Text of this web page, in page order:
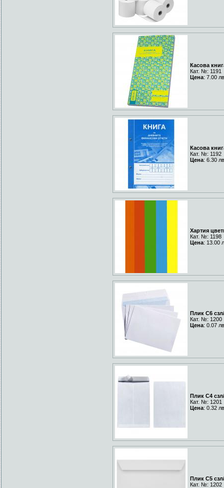
Касова
Кат. №: 1191
Цена: 7.00
Касова
Кат. №: 1192
Цена: 6.30
Хартия
Кат. №: 1198
Цена: 13.00
Плик C6
Кат. №: 1200
Цена: 0.07
Плик C4
Кат. №: 1201
Цена: 0.32
Плик C5
Кат. №: 1202